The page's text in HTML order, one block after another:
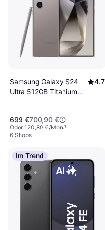
Samsung Galaxy S24
Ultra 512GB Titanium
4.7
699 €700,90 €
Oder 120,80 €/Mon.¹
6 Shops
Im Trend